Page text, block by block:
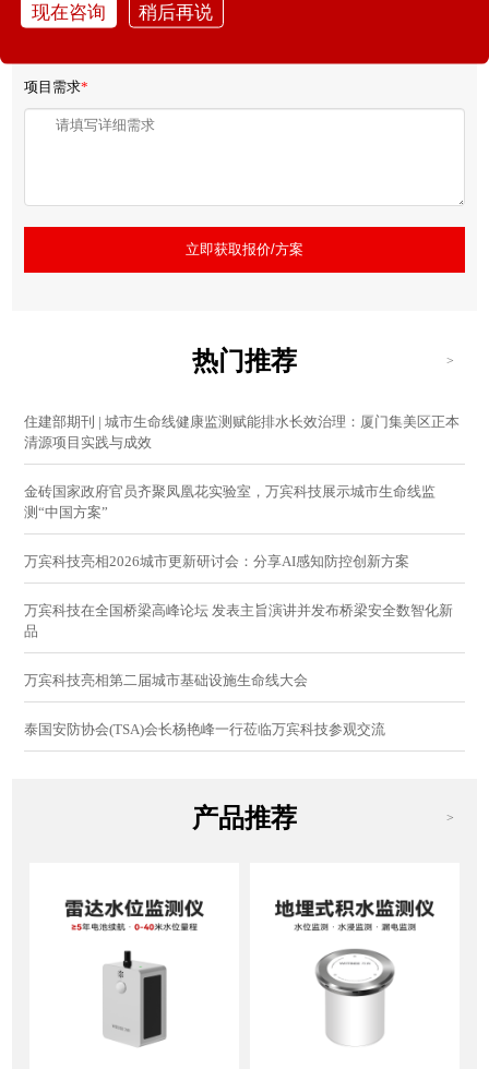
项目需求*
立即获取报价/方案
热门推荐 >
住建部期刊 | 城市生命线健康监测赋能排水长效治理：厦门集美区正本
清源项目实践与成效
金砖国家政府官员齐聚凤凰花实验室，万宾科技展示城市生命线监
测“中国方案”
万宾科技亮相2026城市更新研讨会：分享AI感知防控创新方案
万宾科技在全国桥梁高峰论坛 发表主旨演讲并发布桥梁安全数智化新
品
万宾科技亮相第二届城市基础设施生命线大会
泰国安防协会(TSA)会长杨艳峰一行莅临万宾科技参观交流
产品推荐 >
现在咨询 稍后再说